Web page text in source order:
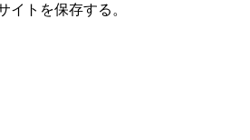
イトを保存する。